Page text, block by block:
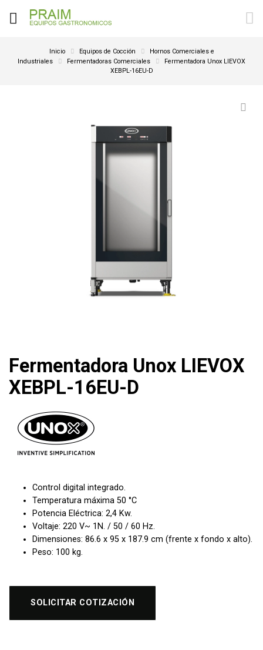
Inicio Equipos de Cocción
Hornos Comerciales e
Industriales
Fermentadoras Comerciales
Fermentadora Unox LIEVOX
XEBPL-16EU-D
Fermentadora Unox LIEVOX
XEBPL-16EU-D
Control digital integrado.
Temperatura máxima 50 °C
Potencia Eléctrica: 2,4 Kw.
Voltaje: 220 V~ 1N. / 50 / 60 Hz.
Dimensiones: 86.6 x 95 x 187.9 cm (frente x fondo x alto).
Peso: 100 kg.
SOLICITAR COTIZACIÓN